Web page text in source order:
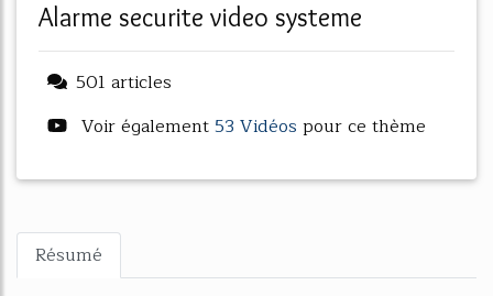
alarme securite video systeme
501 articles
Voir également53 Vidéos pour ce thème
Résumé